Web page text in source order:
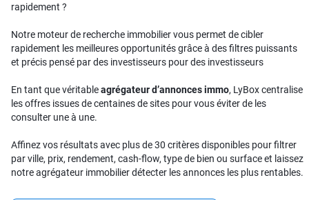
rapidement ?
Notre moteur de recherche immobilier vous permet de cibler
rapidement les meilleures opportunités grâce à des filtres puissants
et précis pensé par des investisseurs pour des investisseurs
En tant que véritableagrégateur d’annonces immo, LyBox centralise
les offres issues de centaines de sites pour vous éviter de les
consulter une à une.
Affinez vos résultats avec plus de 30 critères disponibles pour filtrer
par ville, prix, rendement, cash-flow, type de bien ou surface et laissez
notre agrégateur immobilier détecter les annonces les plus rentables.